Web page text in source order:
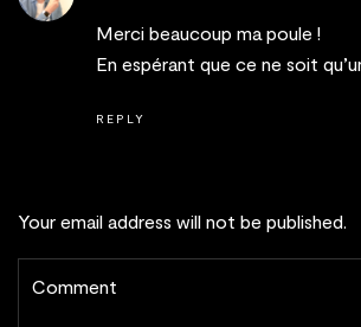
Merci beaucoup ma poule !
En espérant que ce ne soit
REPLY
Your email address will not be published.